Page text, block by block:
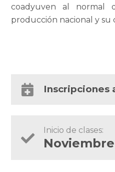
coadyuven al normal
producción nacional y su
Inscripciones
Inicio de clases: